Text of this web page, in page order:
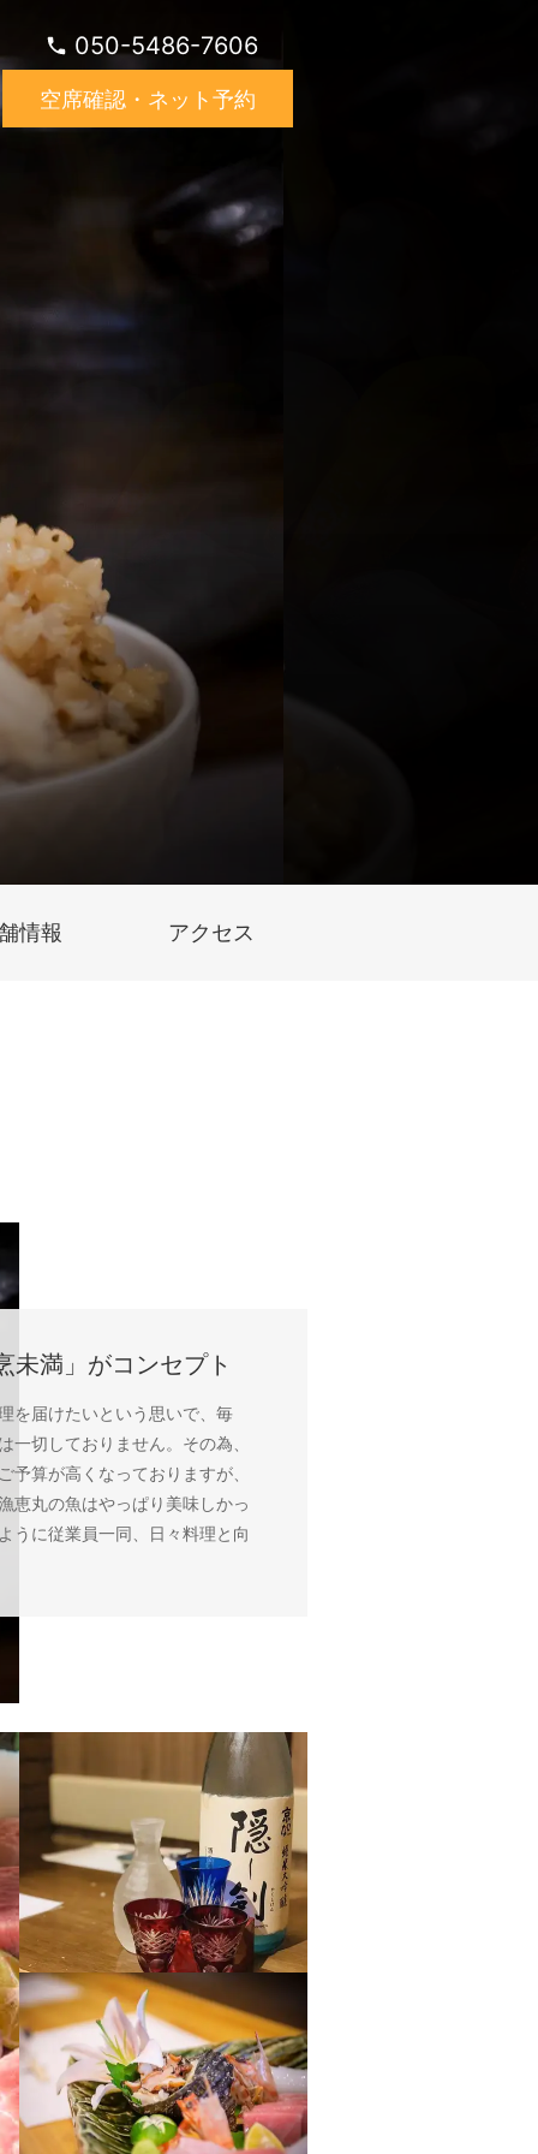
050-5486-7606
空席確認・ネット予約
情報 アクセス
未満」がコンセプト
を届けたいという思いで、毎
一切しておりません。その為、
予算が高くなっておりますが、
恵丸の魚はやっぱり美味しかっ
うに従業員一同、日々料理と向